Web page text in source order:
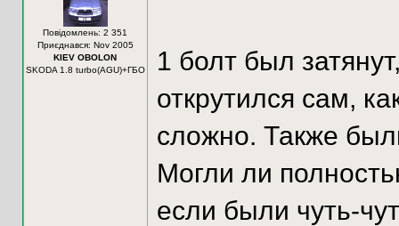
Повідомлень: 2 351
Приєднався: Nov 2005
KIEV OBOLON
SKODA 1.8 turbo(AGU)+ГБО
1 болт был
открутился сам,
сложно. Также
Могли ли
если были чуть-